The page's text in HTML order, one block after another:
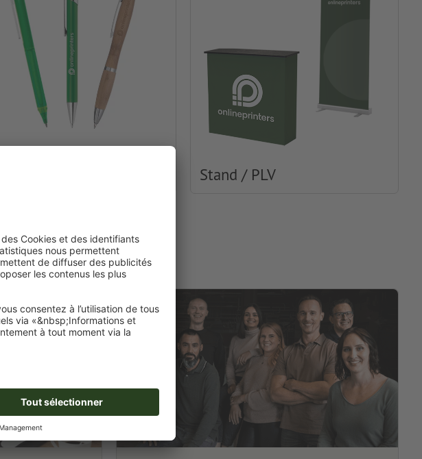
Stand / PLV